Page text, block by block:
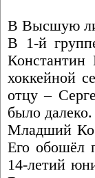
В Высшую
В 1-й
Константин
хоккейной
отцу –
было далеко.
Младший
Его обошёл
14-летий